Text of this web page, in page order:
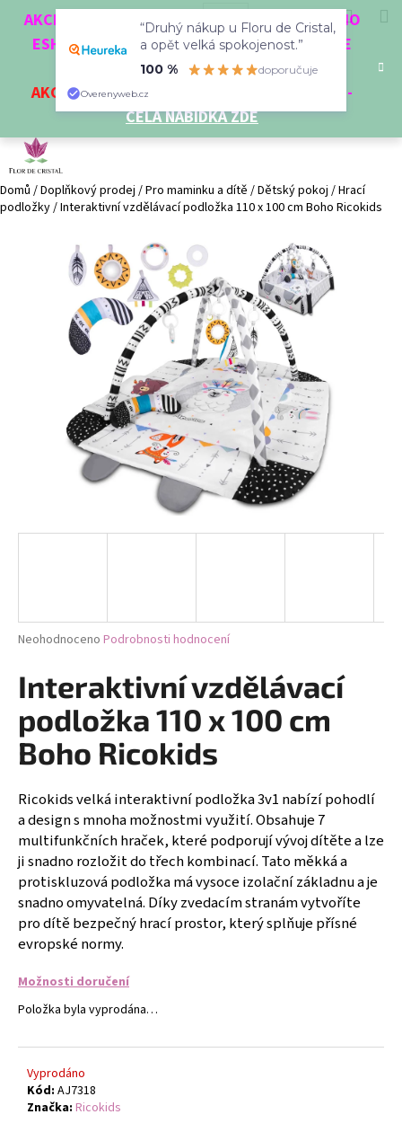
AKCE 3 + 1 ZDARMA. NAKUPTE 4 VĚCI Z NAŠEHO
ESHOPU A ČTVRTÝ NEJLEVNĚJŠÍ DOSTANETE
ZDARMA!
AKCENA VYBRANÉ VÝROBKY
-
CELÁ NABÍDKA ZDE
HledatPřihlášení
Domů /Doplňkový prodej /Pro maminku a dítě /Dětský pokoj /Hrací
podložky/Interaktivní vzdělávací podložka 110 x 100 cm Boho Ricokids
Průměrné
produktu
z
5
hvězdiček.
Neohodnoceno Podrobnosti hodnocení
Interaktivní vzdělávací
podložka 110 x 100 cm
Boho Ricokids
Ricokids velká interaktivní podložka 3v1 nabízí pohodlí
a design s mnoha možnostmi využití. Obsahuje 7
multifunkčních hraček, které podporují vývoj dítěte a lze
ji snadno rozložit do třech kombinací. Tato měkká a
protiskluzová podložka má vysoce izolační základnu a je
snadno omyvatelná. Díky zvedacím stranám vytvoříte
pro dítě bezpečný hrací prostor, který splňuje přísné
evropské normy.
Možnosti doručení
Položka byla vyprodána…
Vyprodáno
Kód: AJ7318
Značka: Ricokids
Zpět
Zpět
p
o
t
ř
D
p
o
r
č
u
j
e
m
e
NA
VÝROBU
NÁRAMKŮ
SADA
FLOR
DE
CRISTAL
299
“Druhý nákup u Floru de Cristal,
a opět velká spokojenost.”
100 %
doporučuje
Overenyweb.cz